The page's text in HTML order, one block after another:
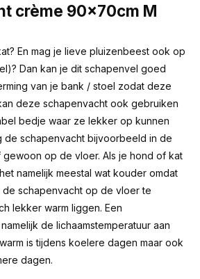
crème 90x70cm M
En mag je lieve pluizenbeest ook op
Dan kan je dit schapenvel goed
van je bank / stoel zodat deze
deze schapenvacht ook gebruiken
bedje waar ze lekker op kunnen
de schapenvacht bijvoorbeeld in de
op de vloer. Als je hond of kat
namelijk meestal wat kouder omdat
de schapenvacht op de vloer te
lekker warm liggen. Een
de lichaamstemperatuur aan
is tijdens koelere dagen maar ook
dagen.